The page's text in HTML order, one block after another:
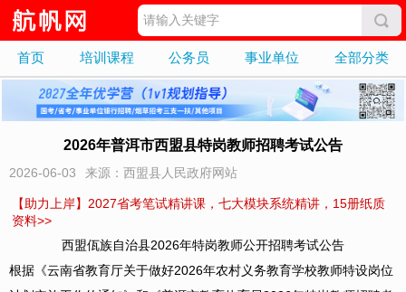
首页 培训课程 公务员 事业单位 全部分类
2026年普洱市西盟县特岗教师招聘考试公告
2026-06-03 来源：西盟县人民政府网站
【助力上岸】2027省考笔试精讲课，七大模块系统精讲，15册纸质
资料>>
西盟佤族自治县2026年特岗教师公开招聘考试公告
根据《云南省教育厅关于做好2026年农村义务教育学校教师特设岗位